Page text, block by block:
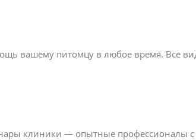
вашему питомцу в любое время. Все
клиники — опытные